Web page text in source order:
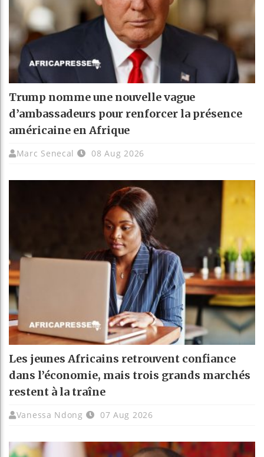
Trump nomme une nouvelle vague
d’ambassadeurs pour renforcer la présence
américaine en Afrique
Marc Senecal 08 Aug 2026
Les jeunes Africains retrouvent confiance
dans l’économie, mais trois grands marchés
restent à la traîne
Vanessa Ndong 07 Aug 2026